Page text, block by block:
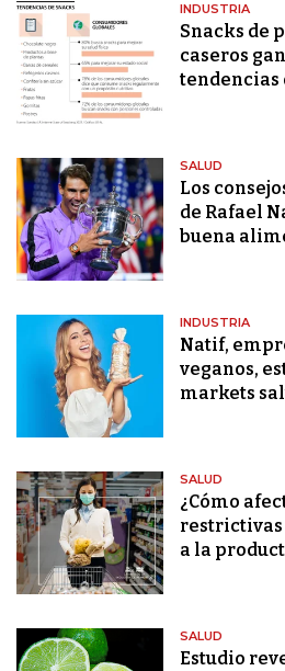
INDUSTRIA
Snacks de
caseros
tendencias
SALUD
Los
de Rafael
buena
INDUSTRIA
Natif,
veganos,
markets
SALUD
¿Cómo
restrictivas
a la
SALUD
Estudio